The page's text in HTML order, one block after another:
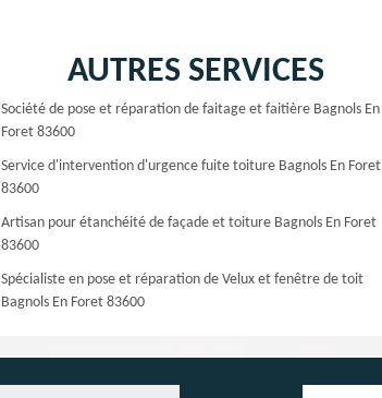
AUTRES SERVICES
Société de pose et réparation de faitage et faitière Bagnols En
Foret 83600
Service d'intervention d'urgence fuite toiture Bagnols En Foret
83600
Artisan pour étanchéité de façade et toiture Bagnols En Foret
83600
Spécialiste en pose et réparation de Velux et fenêtre de toit
Bagnols En Foret 83600